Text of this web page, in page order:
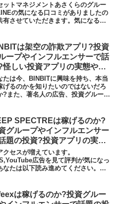
ットマネジメントあさくらのグルー
の気になる口コミがありましたの
有させていただきます。気になる口
で少額の利益があったのですが、そ
、新たに...
は架空の詐欺アプリ?投資
ープやインフルエンサーで話
怪しい投資アプリの実態や実
の声、口コミや評判を調査し
た
たは今、BINBITに興味を持ち、本当
げるのかを知りたいのではないだろ
?また、著名人の広告、投資グループ
ないだろうか？答え、結論を言う
BINB...
SPECTREは稼げるのか?
グループやインフルエンサー
題の投資?投資アプリの実態
践者の声、口コミや評判を調
ました
セスが増えています。
広告を見て評判が気になっ
なたは以下読み進めてください。著
に興味を持ち、本当に稼げる
を知りたいのではな...
は稼げるのか?投資グルー